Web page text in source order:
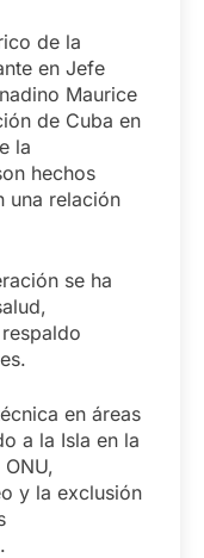
de la
en Jefe
Maurice
de Cuba en
la
hechos
una relación
se ha
en áreas
a la Isla en la
y la exclusión